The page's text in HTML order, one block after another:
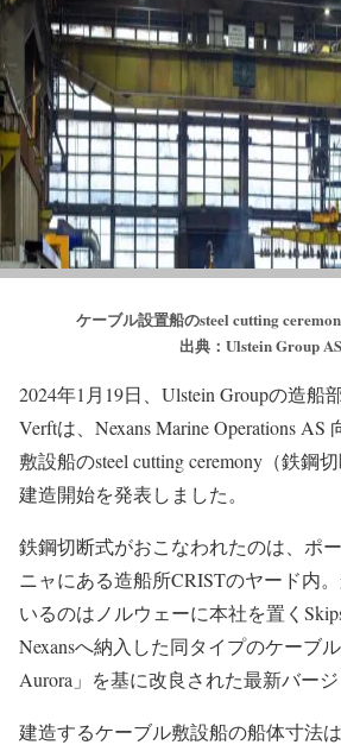
ケーブル設置船のsteel cutting
出典：Ulstein Group
2024年1月19日、Ulstein Groupの造船
Verftは、Nexans Marine Operations
敷設船のsteel cutting ceremony（鉄鋼
建造開始を発表しました。
鉄鋼切断式がおこなわれたのは、ポ
ニャにある造船所CRISTのヤード内
いるのはノルウェーに本社を置く
Nexansへ納入した同タイプのケーブ
Aurora」を基に改良された最新バージ
建造するケーブル敷設船の船体寸法